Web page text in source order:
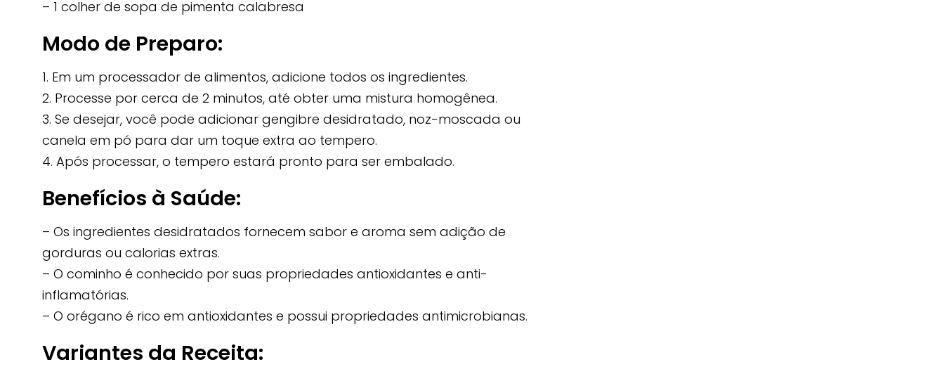
– 1 colher de sopa de pimenta calabresa
Modo de Preparo:
1. Em um processador de alimentos, adicione todos os ingredientes.
2. Processe por cerca de 2 minutos, até obter uma mistura homogênea.
3. Se desejar, você pode adicionar gengibre desidratado, noz-moscada ou
canela em pó para dar um toque extra ao tempero.
4. Após processar, o tempero estará pronto para ser embalado.
Benefícios à Saúde:
– Os ingredientes desidratados fornecem sabor e aroma sem adição de
gorduras ou calorias extras.
– O cominho é conhecido por suas propriedades antioxidantes e anti-
inflamatórias.
– O orégano é rico em antioxidantes e possui propriedades antimicrobianas.
Variantes da Receita: